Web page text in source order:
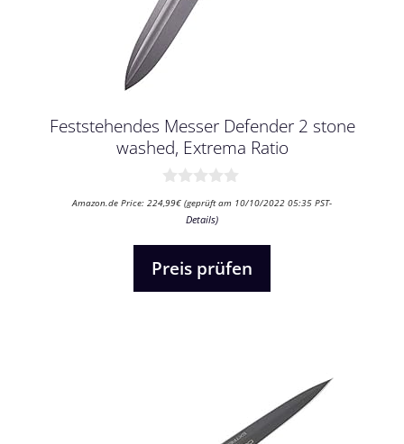
Feststehendes Messer Defender 2 stone
washed, Extrema Ratio
v
Amazon.de Price: 224,99€ (geprüft am 10/10/2022 05:35 PST-
Details)
Preis prüfen